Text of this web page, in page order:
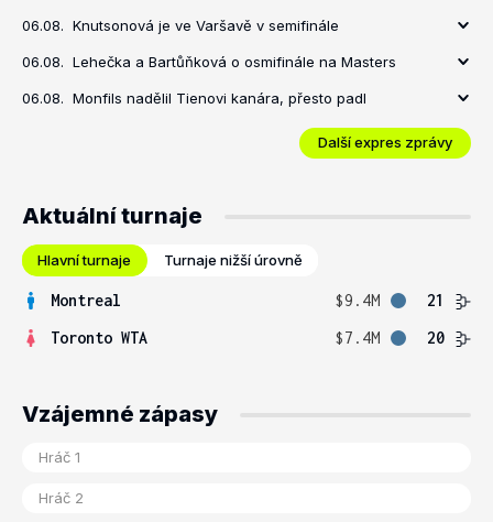
06.08. Knutsonová je ve Varšavě v semifinále
06.08. Lehečka a Bartůňková o osmifinále na Masters
06.08. Monfils nadělil Tienovi kanára, přesto padl
Další expres zprávy
Aktuální turnaje
Hlavní turnaje Turnaje nižší úrovně
Montreal $9.4M
21
Toronto WTA
$7.4M 20
Vzájemné zápasy